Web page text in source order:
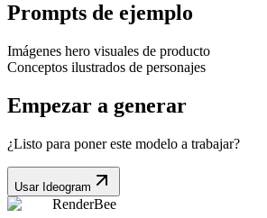
Prompts de ejemplo
Imágenes hero visuales de producto
Conceptos ilustrados de personajes
Empezar a generar
¿Listo para poner este modelo a trabajar?
Usar Ideogram
RenderBee